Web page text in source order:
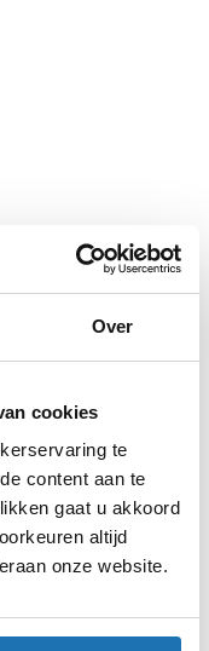
Over
cookies
te
content aan te
gaat u akkoord
altijd
onze website.
has occurred while
browser console